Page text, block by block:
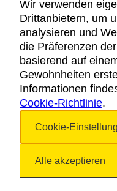
Wir verwenden
Drittanbietern, um
analysieren und
die Präferenzen
basierend auf
Gewohnheiten
Informationen
Cookie-Richtlinie.
Cookie-
Alle akzeptieren